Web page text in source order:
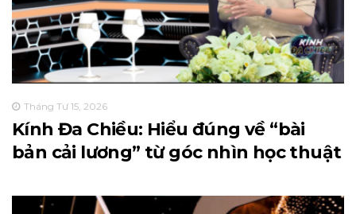
Tháng Tư 15, 2026
Kính Đa Chiều: Hiểu đúng về “bài
bản cải lương” từ góc nhìn học thuật